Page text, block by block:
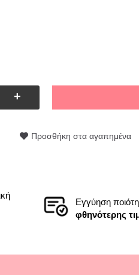
+
Προσθήκη στα αγαπημένα
Εγγύηση
φθηνότερης